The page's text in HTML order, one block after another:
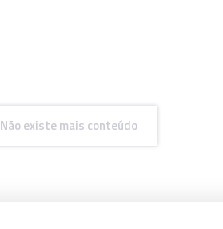
Não existe mais conteúdo